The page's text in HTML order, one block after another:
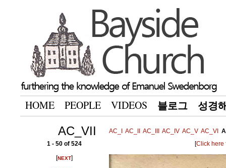
HOME PEOPLE VIDEOS 블로그 성경
AC_VII AC_I AC_II AC_III AC_IV AC_V AC_VI
1 - 50 of 524
[NEXT]
[Click here